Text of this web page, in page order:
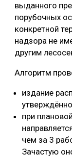
выданного
порубочных
конкретной
надзора не
другим
Алгоритм
издание
при
чем за 3
Зачастую